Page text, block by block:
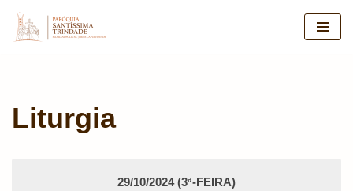
Pular
Liturgia
29/10/2024 (3ª-FEIRA)